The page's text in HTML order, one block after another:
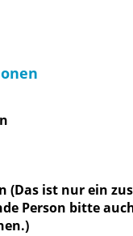
(Das ist nur ein
Person bitte